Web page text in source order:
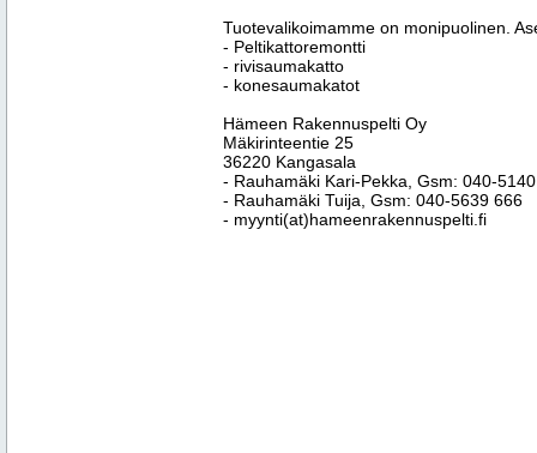
Tuotevalikoimamme on monipuolinen.
- Peltikattoremontti
- rivisaumakatto
- konesaumakatot
Hämeen Rakennuspelti Oy
Mäkirinteentie 25
36220 Kangasala
- Rauhamäki Kari-Pekka, Gsm: 040-
- Rauhamäki Tuija, Gsm: 040-5639 666
- myynti(at)hameenrakennuspelti.fi